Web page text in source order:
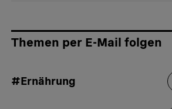
Themen per E-Mail folgen
#Ernährung